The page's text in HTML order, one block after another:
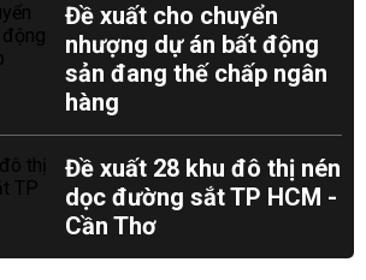
Đề xuất cho chuyển
nhượng dự án bất động
sản đang thế chấp ngân
hàng
Đề xuất 28 khu đô thị nén
dọc đường sắt TP HCM -
Cần Thơ